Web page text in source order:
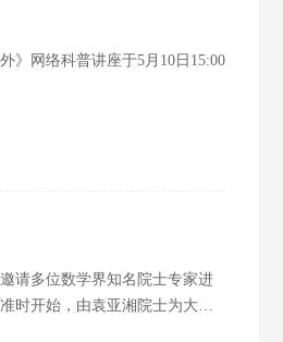
》网络科普讲座于5月10日15:00
请多位数学界知名院士专家进
时开始，由袁亚湘院士为大家